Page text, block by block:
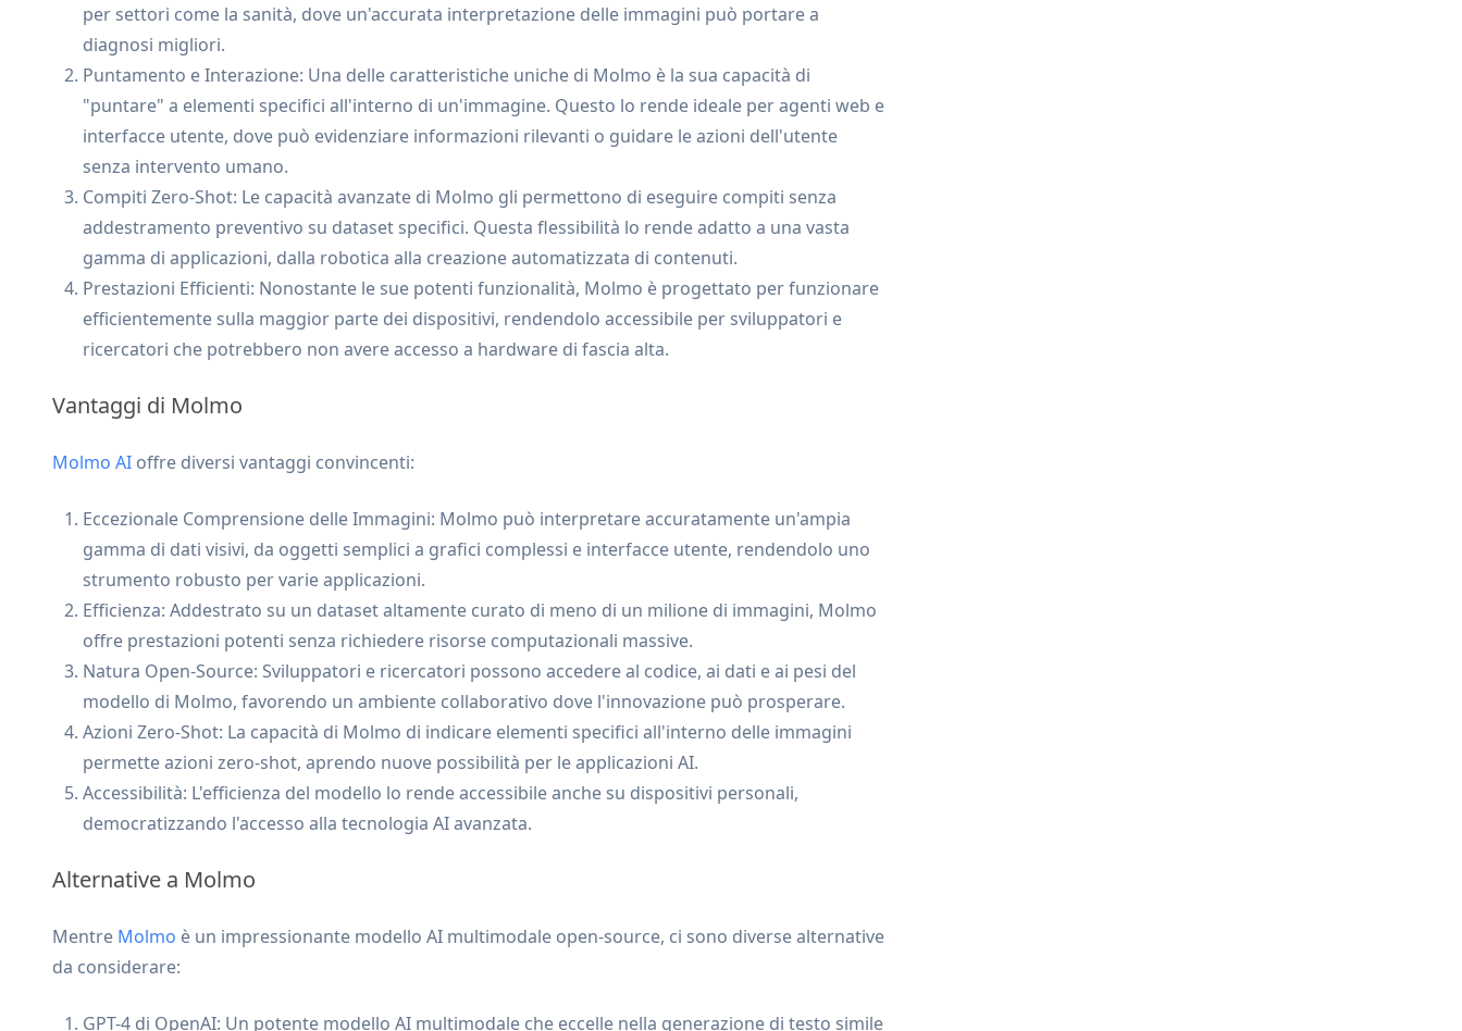
per settori come la sanità, dove un'accurata interpretazione delle immagini può portare a
diagnosi migliori.
Puntamento e Interazione: Una delle caratteristiche uniche di Molmo è la sua capacità di
"puntare" a elementi specifici all'interno di un'immagine. Questo lo rende ideale per agenti web e
interfacce utente, dove può evidenziare informazioni rilevanti o guidare le azioni dell'utente
senza intervento umano.
Compiti Zero-Shot: Le capacità avanzate di Molmo gli permettono di eseguire compiti senza
addestramento preventivo su dataset specifici. Questa flessibilità lo rende adatto a una vasta
gamma di applicazioni, dalla robotica alla creazione automatizzata di contenuti.
Prestazioni Efficienti: Nonostante le sue potenti funzionalità, Molmo è progettato per funzionare
efficientemente sulla maggior parte dei dispositivi, rendendolo accessibile per sviluppatori e
ricercatori che potrebbero non avere accesso a hardware di fascia alta.
Vantaggi di Molmo
Molmo AI offre diversi vantaggi convincenti:
Eccezionale Comprensione delle Immagini: Molmo può interpretare accuratamente un'ampia
gamma di dati visivi, da oggetti semplici a grafici complessi e interfacce utente, rendendolo uno
strumento robusto per varie applicazioni.
Efficienza: Addestrato su un dataset altamente curato di meno di un milione di immagini, Molmo
offre prestazioni potenti senza richiedere risorse computazionali massive.
Natura Open-Source: Sviluppatori e ricercatori possono accedere al codice, ai dati e ai pesi del
modello di Molmo, favorendo un ambiente collaborativo dove l'innovazione può prosperare.
Azioni Zero-Shot: La capacità di Molmo di indicare elementi specifici all'interno delle immagini
permette azioni zero-shot, aprendo nuove possibilità per le applicazioni AI.
Accessibilità: L'efficienza del modello lo rende accessibile anche su dispositivi personali,
democratizzando l'accesso alla tecnologia AI avanzata.
Alternative a Molmo
Mentre Molmo è un impressionante modello AI multimodale open-source, ci sono diverse alternative
da considerare:
GPT-4 di OpenAI: Un potente modello AI multimodale che eccelle nella generazione di testo simile